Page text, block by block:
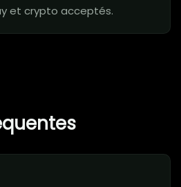
et crypto acceptés.